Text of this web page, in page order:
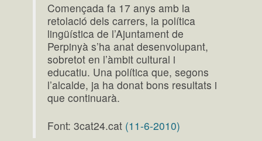
Començada fa 17 anys amb la
retolació dels carrers, la política
lingüística de l’Ajuntament de
Perpinyà s’ha anat desenvolupant,
sobretot en l’àmbit cultural i
educatiu. Una política que, segons
l’alcalde, ja ha donat bons resultats i
que continuarà.
Font: 3cat24.cat (11-6-2010)